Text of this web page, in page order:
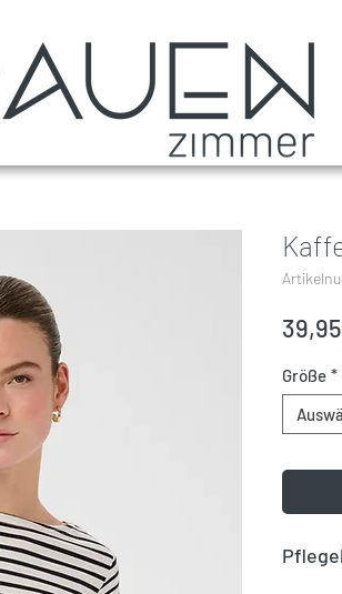
Größe *